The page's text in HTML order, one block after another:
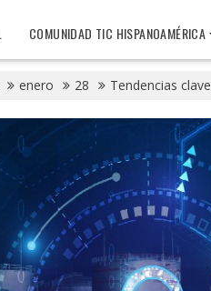
COMUNIDAD TIC HISPANOAMÉRICA
enero 28 Tendencias